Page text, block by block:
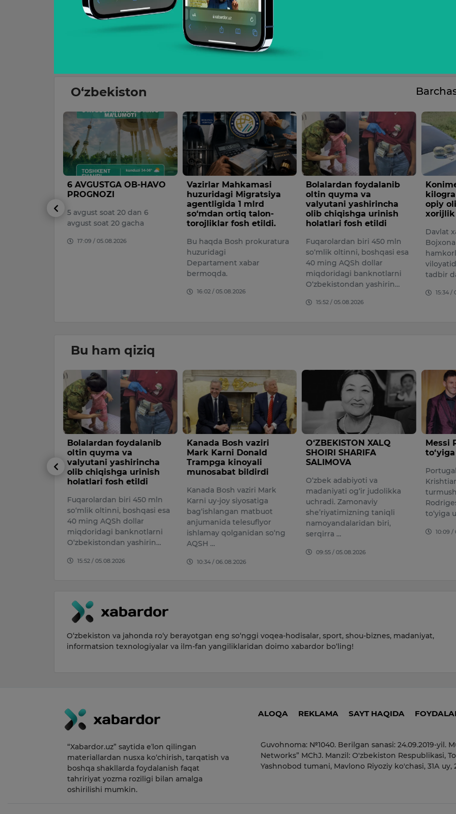
O‘zbekiston
6 AVGUSTGA OB-HAVO
PROGNOZI
5 avgust soat 20 dan 6
avgust soat 20 gacha
17:09 / 05.08.2026
Vazirlar Mahkamasi
huzuridagi Migratsiya
agentligida 1 mlrd
so‘mdan ortiq talon-
torojliklar fosh etildi.
Bu haqda Bosh prokuratura
huzuridagi
Departament xabar
bermoqda.
16:02 / 05.08.2026
Bolalardan foydalanib
oltin quyma va
valyutani yashirincha
olib chiqishga urinish
holatlari fosh etildi
Fuqarolardan biri 450 mln
so‘mlik oltinni, boshqasi esa
40 ming AQSh dollar
miqdoridagi banknotlarni
O‘zbekistondan yashirin…
15:52 / 05.08.2026
opiy
xorijlik
Davlat
tadbir
15:34 /
Bu ham qiziq
Bolalardan foydalanib
oltin quyma va
valyutani yashirincha
olib chiqishga urinish
holatlari fosh etildi
Fuqarolardan biri 450 mln
so‘mlik oltinni, boshqasi esa
40 ming AQSh dollar
miqdoridagi banknotlarni
O‘zbekistondan yashirin…
15:52 / 05.08.2026
Kanada Bosh vaziri
Mark Karni Donald
Trampga kinoyali
munosabat bildirdi
Kanada Bosh vaziri Mark
Karni uy-joy siyosatiga
bag‘ishlangan matbuot
anjumanida telesuflyor
ishlamay qolganidan so‘ng
AQSH …
10:34 / 06.08.2026
​O‘ZBEKISTON XALQ
SHOIRI SHARIFA
SALIMOVA
O‘zbek adabiyoti va
madaniyati og‘ir judolikka
uchradi. Zamonaviy
she’riyatimizning taniqli
namoyandalaridan biri,
serqirra …
09:55 / 05.08.2026
Messi
to‘yiga
10:09 /
O‘zbekiston va jahonda ro‘y berayotgan eng so‘nggi voqea-hodisalar, sport, shou-biznes, madaniyat,
informatsion texnologiyalar va ilm-fan yangiliklaridan doimo xabardor bo‘ling!
“Xabardor.uz” saytida eʼlon qilingan
materiallardan nusxa ko‘chirish, tarqatish va
boshqa shakllarda foydalanish faqat
tahririyat yozma roziligi bilan amalga
oshirilishi mumkin.
ALOQA REKLAMA SAYT HAQIDA
Guvohnoma: №1040. Berilgan sanasi: 24.09.2019-yil.
Networks” MChJ. Manzil: O'zbekiston Respublikasi,
Yashnobod tumani, Mavlono Riyoziy ko'chasi, 31А uy,